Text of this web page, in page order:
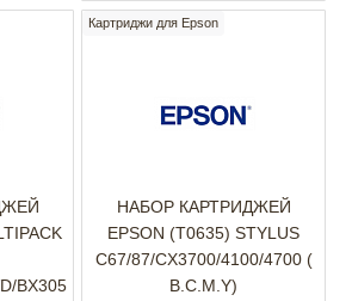
BX305
Картриджи для Epson
НАБОР КАРТРИДЖЕЙ
EPSON (T0635) STYLUS
C67/87/CX3700/4100/4700 (
B.C.M.Y)